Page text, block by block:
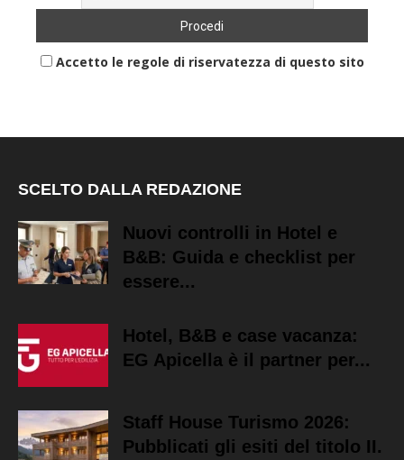
Accetto le regole di riservatezza di questo sito
SCELTO DALLA REDAZIONE
Nuovi controlli in Hotel e
B&B: Guida e checklist per
essere...
Hotel, B&B e case vacanza:
EG Apicella è il partner per...
Staff House Turismo 2026:
Pubblicati gli esiti del titolo II.